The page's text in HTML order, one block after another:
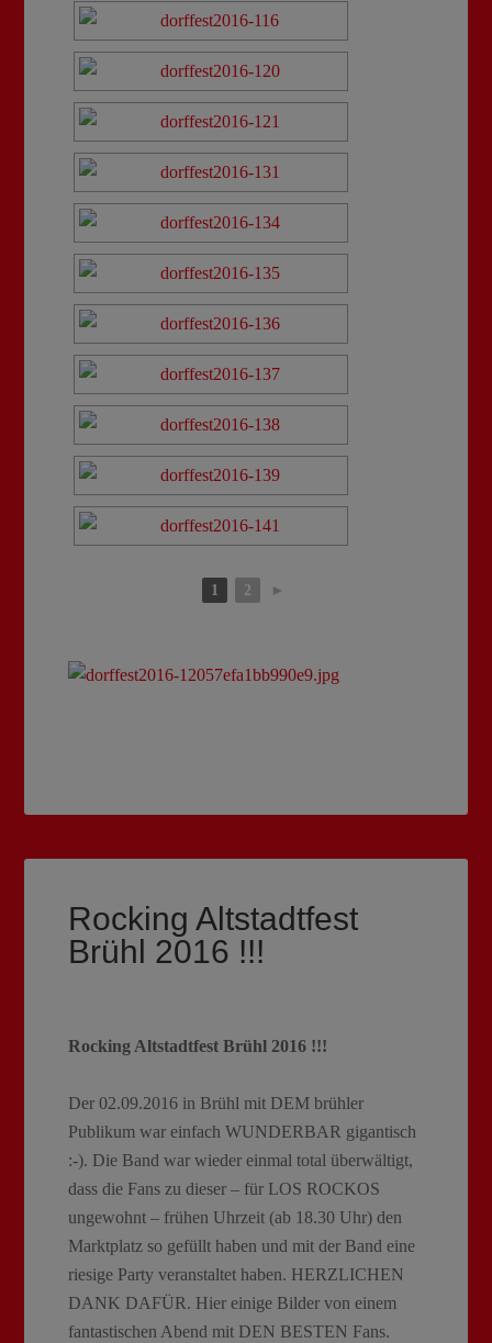
1 2 ►
Rocking Altstadtfest
Brühl 2016 !!!
Rocking Altstadtfest Brühl 2016 !!!
Der 02.09.2016 in Brühl mit DEM brühler
Publikum war einfach WUNDERBAR gigantisch
:-). Die Band war wieder einmal total überwältigt,
dass die Fans zu dieser – für LOS ROCKOS
ungewohnt – frühen Uhrzeit (ab 18.30 Uhr) den
Marktplatz so gefüllt haben und mit der Band eine
riesige Party veranstaltet haben. HERZLICHEN
DANK DAFÜR. Hier einige Bilder von einem
fantastischen Abend mit DEN BESTEN Fans.